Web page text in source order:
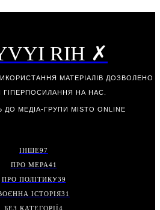
RIH ✗
МАТЕРІАЛІВ ДОЗВОЛЕНО
ГІПЕРПОСИЛАННЯ НА НАС.
ДО МЕДІА-ГРУПИ MISTO ONLINE
ІНШЕ97
ПРО МЕРА41
ПРО ПОЛІТИКУ39
ІСТОРІЯ31
БЕЗ КАТЕГОРІЇ4